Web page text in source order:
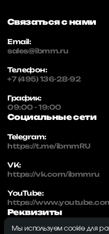
Связаться с нами
Email:
sales@ibmm.ru
Телефон:
+7 (495) 136-28-92
График:
09:00 - 19:00
Социальные сети
Telegram:
https://t.me/ibmmRU
VK:
https://vk.com/ibmmru
YouTube:
https://
Реквизиты
Мы используем cookie для